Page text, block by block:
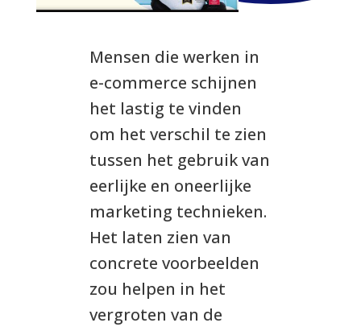
Mensen die werken in
e-commerce schijnen
het lastig te vinden
om het verschil te zien
tussen het gebruik van
eerlijke en oneerlijke
marketing technieken.
Het laten zien van
concrete voorbeelden
zou helpen in het
vergroten van de